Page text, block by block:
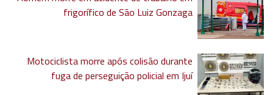
frigorífico de São Luiz Gonzaga
Motociclista morre após colisão durante
fuga de perseguição policial em Ijuí